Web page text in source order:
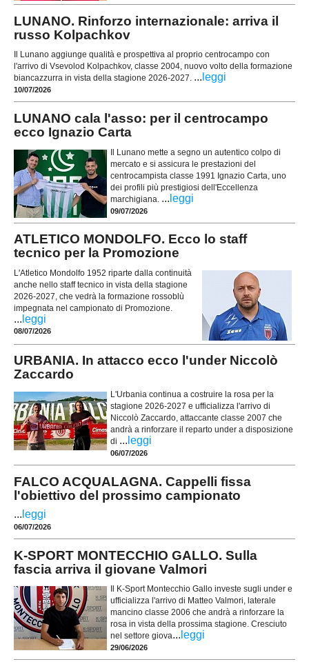
LUNANO. Rinforzo internazionale: arriva il
russo Kolpachkov
Il Lunano aggiunge qualità e prospettiva al proprio centrocampo con
l'arrivo di Vsevolod Kolpachkov, classe 2004, nuovo volto della formazione
biancazzurra in vista della stagione 2026-2027. ... leggi
10/07/2026
LUNANO cala l'asso: per il centrocampo
ecco Ignazio Carta
Il Lunano mette a segno un autentico colpo di
mercato e si assicura le prestazioni del
centrocampista classe 1991 Ignazio Carta, uno
dei profili più prestigiosi dell'Eccellenza
marchigiana. ... leggi
09/07/2026
ATLETICO MONDOLFO. Ecco lo staff
tecnico per la Promozione
L'Atletico Mondolfo 1952 riparte dalla continuità
anche nello staff tecnico in vista della stagione
2026-2027, che vedrà la formazione rossoblù
impegnata nel campionato di Promozione.
... leggi
08/07/2026
URBANIA. In attacco ecco l'under Niccolò
Zaccardo
L'Urbania continua a costruire la rosa per la
stagione 2026-2027 e ufficializza l'arrivo di
Niccolò Zaccardo, attaccante classe 2007 che
andrà a rinforzare il reparto under a disposizione
di ... leggi
06/07/2026
FALCO ACQUALAGNA. Cappelli fissa
l'obiettivo del prossimo campionato
... leggi
06/07/2026
K-SPORT MONTECCHIO GALLO. Sulla
fascia arriva il giovane Valmori
Il K-Sport Montecchio Gallo investe sugli under e
ufficializza l'arrivo di Matteo Valmori, laterale
mancino classe 2006 che andrà a rinforzare la
rosa in vista della prossima stagione. Cresciuto
nel settore giova... leggi
29/06/2026